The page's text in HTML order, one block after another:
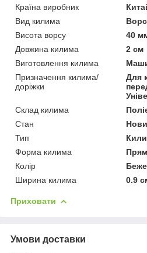
Країна виробник
Вид килима
Висота ворсу
40
Довжина килима
2 см
Виготовлення килима
Призначення килима/
доріжки
Для
Склад килима
Стан
Тип
Форма килима
Колір
Ширина килима
0.9
Приховати
Умови доставки